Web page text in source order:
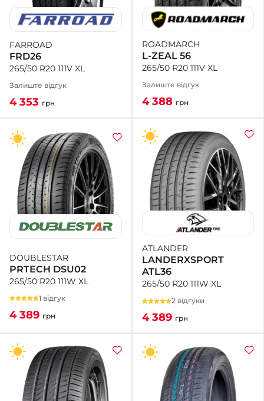
FARROAD
FRD26
265/50 R20 111V XL
Залиште відгук
4 353 грн
ROADMARCH
L-ZEAL 56
265/50 R20 111V XL
Залиште відгук
4 388 грн
DOUBLESTAR
PRTECH DSU02
265/50 R20 111W XL
1 відгук
4 389 грн
ATLANDER
LANDERXSPORT
ATL36
265/50 R20 111W XL
2 відгуки
4 389 грн